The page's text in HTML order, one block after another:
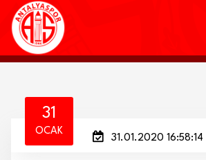
KULÜP
31
OCAK
31.01.2020 16:58:14